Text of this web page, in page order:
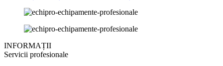
INFORMAȚII
Servicii profesionale